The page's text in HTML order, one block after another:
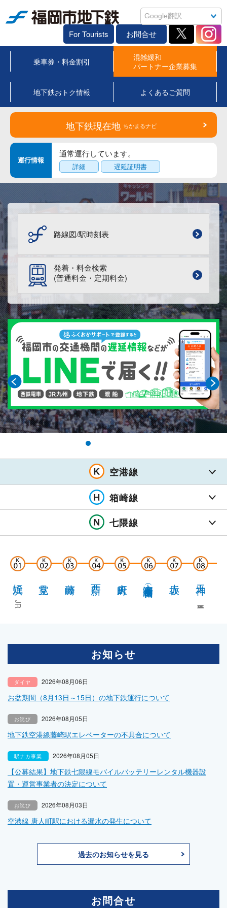
For Tourists お問合せ
乗車券・料金割引
混雑緩和
パートナー企業募集
地下鉄おトク情報 よくあるご質問
地下鉄現在地 ちかまるナビ
運行情報
通常運行しています。
詳細 遅延証明書
路線図/駅時刻表
発着・料金検索
(普通料金・定期料金)
空港線
箱崎線
七隈線
― JR筑肥線 （福岡市美術館口） ― 西鉄天神大牟田線
お知らせ
ダイヤ 2026年08月06日
お盆期間（8月13日～15日）の地下鉄運行について
お詫び 2026年08月05日
地下鉄空港線藤崎駅エレベーターの不具合について
駅ナカ事業 2026年08月05日
【公募結果】地下鉄七隈線モバイルバッテリーレンタル機器設
置・運営事業者の決定について
お詫び 2026年08月03日
空港線 唐人町駅における漏水の発生について
過去のお知らせを見る
お問合せ